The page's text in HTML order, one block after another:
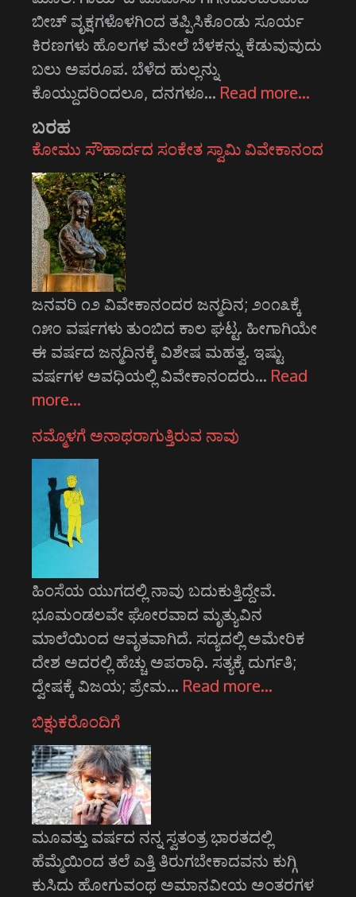
ಬೀಚ್‌ ವೃಕ್ಷಗಳೊಳಗಿಂದ ತಪ್ಪಿಸಿಕೊಂಡು ಸೂರ್ಯ
ಕಿರಣಗಳು ಹೊಲಗಳ ಮೇಲೆ ಬೆಳಕನ್ನು ಕೆಡುವುವುದು
ಬಲು ಅಪರೂಪ. ಬೆಳೆದ ಹುಲ್ಲನ್ನು
ಕೊಯ್ದುದರಿಂದಲೂ, ದನಗಳೂ… Read more…
ಬರಹ
ಕೋಮು ಸೌಹಾರ್ದದ ಸಂಕೇತ ಸ್ವಾಮಿ ವಿವೇಕಾನಂದ
ಜನವರಿ ೧೨ ವಿವೇಕಾನಂದರ ಜನ್ಮದಿನ; ೨೦೧೩ಕ್ಕೆ
೧೫೦ ವರ್ಷಗಳು ತುಂಬಿದ ಕಾಲ ಘಟ್ಟ. ಹೀಗಾಗಿಯೇ
ಈ ವರ್ಷದ ಜನ್ಮದಿನಕ್ಕೆ ವಿಶೇಷ ಮಹತ್ವ. ಇಷ್ಟು
ವರ್ಷಗಳ ಅವಧಿಯಲ್ಲಿ ವಿವೇಕಾನಂದರು… Read
more…
ನಮ್ಮೊಳಗೆ ಅನಾಥರಾಗುತ್ತಿರುವ ನಾವು
ಹಿಂಸೆಯ ಯುಗದಲ್ಲಿ ನಾವು ಬದುಕುತ್ತಿದ್ದೇವೆ.
ಭೂಮಂಡಲವೇ ಘೋರವಾದ ಮೃತ್ಯುವಿನ
ಮಾಲೆಯಿಂದ ಆವೃತವಾಗಿದೆ. ಸದ್ಯದಲ್ಲಿ ಅಮೇರಿಕ
ದೇಶ ಅದರಲ್ಲಿ ಹೆಚ್ಚು ಅಪರಾಧಿ. ಸತ್ಯಕ್ಕೆ ದುರ್ಗತಿ;
ದ್ವೇಷಕ್ಕೆ ವಿಜಯ; ಪ್ರೇಮ… Read more…
ಬಿಕ್ಷುಕರೊಂದಿಗೆ
ಮೂವತ್ತು ವರ್ಷದ ನನ್ನ ಸ್ವತಂತ್ರ ಭಾರತದಲ್ಲಿ
ಹೆಮ್ಮೆಯಿಂದ ತಲೆ ಎತ್ತಿ ತಿರುಗಬೇಕಾದವನು ಕುಗ್ಗಿ
ಕುಸಿದು ಹೋಗುವಂಥ ಅಮಾನವೀಯ ಅಂತರಗಳ